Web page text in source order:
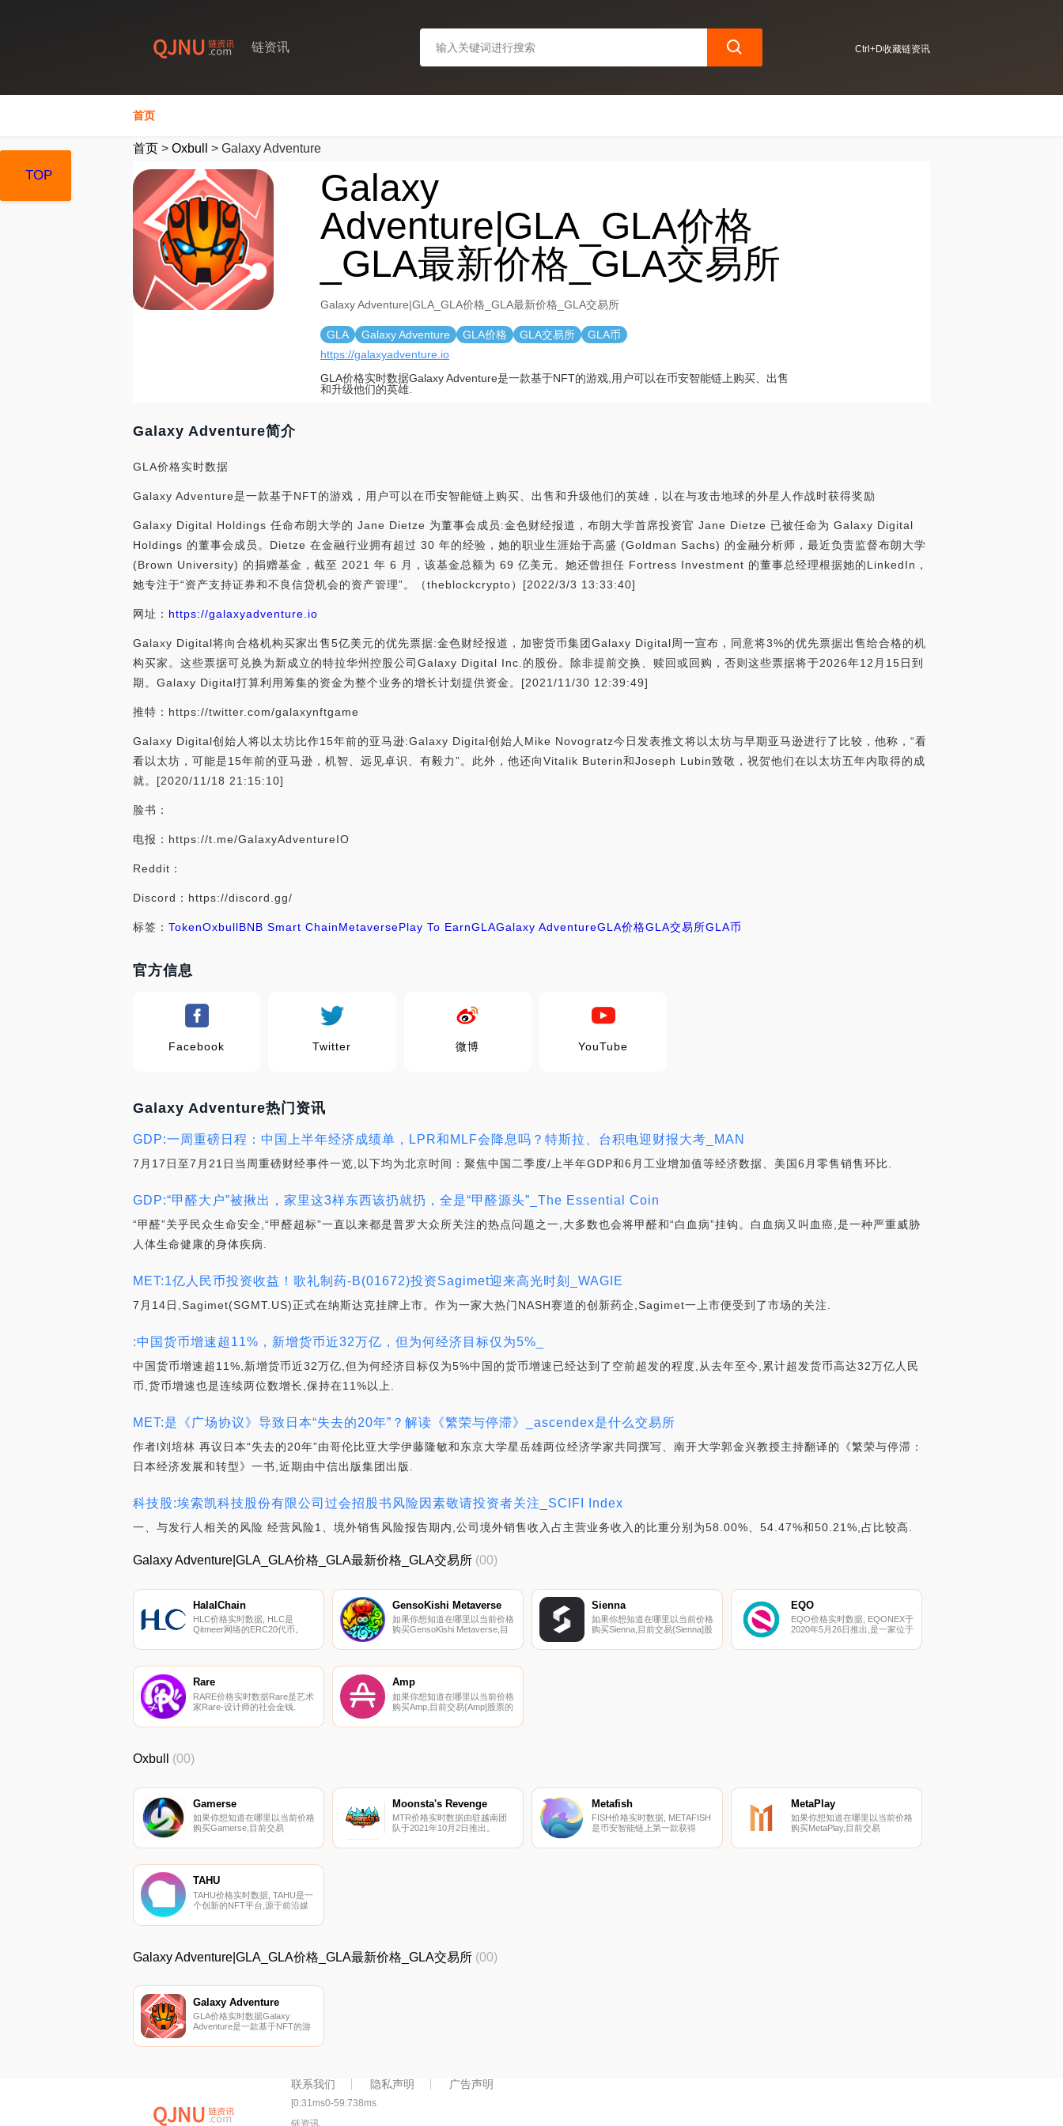
链资讯 Ctrl+D收藏链资讯
首页
首页 > Oxbull > Galaxy Adventure
Galaxy
Adventure|GLA_GLA价格
_GLA最新价格_GLA交易所
Galaxy Adventure|GLA_GLA价格_GLA最新价格_GLA交易所
GLA Galaxy Adventure GLA价格 GLA交易所
GLA币
https://galaxyadventure.io
GLA价格实时数据Galaxy Adventure是一款基于NFT的游戏,用户可以在币安智能链上购买、出售
和升级他们的英雄.
Galaxy Adventure简介
GLA价格实时数据
Galaxy Adventure是一款基于NFT的游戏，用户可以在币安智能链上购买、出售和升级他们的英雄，以在与攻击地球的外星人作战时获得奖励
Galaxy Digital Holdings 任命布朗大学的 Jane Dietze 为董事会成员:金色财经报道，布朗大学首席投资官 Jane Dietze 已被任命为 Galaxy Digital
Holdings 的董事会成员。Dietze 在金融行业拥有超过 30 年的经验，她的职业生涯始于高盛 (Goldman Sachs) 的金融分析师，最近负责监督布朗大学
(Brown University) 的捐赠基金，截至 2021 年 6 月，该基金总额为 69 亿美元。她还曾担任 Fortress Investment 的董事总经理根据她的LinkedIn，
她专注于“资产支持证券和不良信贷机会的资产管理”。（theblockcrypto）[2022/3/3 13:33:40]
网址： https://galaxyadventure.io
Galaxy Digital将向合格机构买家出售5亿美元的优先票据:金色财经报道，加密货币集团Galaxy Digital周一宣布，同意将3%的优先票据出售给合格的机
构买家。这些票据可兑换为新成立的特拉华州控股公司Galaxy Digital Inc.的股份。除非提前交换、赎回或回购，否则这些票据将于2026年12月15日到
期。Galaxy Digital打算利用筹集的资金为整个业务的增长计划提供资金。[2021/11/30 12:39:49]
推特：https://twitter.com/galaxynftgame
Galaxy Digital创始人将以太坊比作15年前的亚马逊:Galaxy Digital创始人Mike Novogratz今日发表推文将以太坊与早期亚马逊进行了比较，他称，“看
看以太坊，可能是15年前的亚马逊，机智、远见卓识、有毅力”。此外，他还向Vitalik Buterin和Joseph Lubin致敬，祝贺他们在以太坊五年内取得的成
就。[2020/11/18 21:15:10]
脸书：
电报：https://t.me/GalaxyAdventureIO
Reddit：
Discord：https://discord.gg/
标签： TokenOxbullBNB Smart ChainMetaversePlay To EarnGLAGalaxy AdventureGLA价格GLA交易所GLA币
官方信息
Facebook Twitter 微博 YouTube
Galaxy Adventure热门资讯
GDP:一周重磅日程：中国上半年经济成绩单，LPR和MLF会降息吗？特斯拉、台积电迎财报大考_MAN
7月17日至7月21日当周重磅财经事件一览,以下均为北京时间：聚焦中国二季度/上半年GDP和6月工业增加值等经济数据、美国6月零售销售环比.
GDP:“甲醛大户”被揪出，家里这3样东西该扔就扔，全是“甲醛源头”_The Essential Coin
“甲醛”关乎民众生命安全,“甲醛超标”一直以来都是普罗大众所关注的热点问题之一,大多数也会将甲醛和“白血病”挂钩。白血病又叫血癌,是一种严重威胁
人体生命健康的身体疾病.
MET:1亿人民币投资收益！歌礼制药-B(01672)投资Sagimet迎来高光时刻_WAGIE
7月14日,Sagimet(SGMT.US)正式在纳斯达克挂牌上市。作为一家大热门NASH赛道的创新药企,Sagimet一上市便受到了市场的关注.
:中国货币增速超11%，新增货币近32万亿，但为何经济目标仅为5%_
中国货币增速超11%,新增货币近32万亿,但为何经济目标仅为5%中国的货币增速已经达到了空前超发的程度,从去年至今,累计超发货币高达32万亿人民
币,货币增速也是连续两位数增长,保持在11%以上.
MET:是《广场协议》导致日本“失去的20年”？解读《繁荣与停滞》_ascendex是什么交易所
作者l刘培林 再议日本“失去的20年”由哥伦比亚大学伊藤隆敏和东京大学星岳雄两位经济学家共同撰写、南开大学郭金兴教授主持翻译的《繁荣与停滞：
日本经济发展和转型》一书,近期由中信出版集团出版.
科技股:埃索凯科技股份有限公司过会招股书风险因素敬请投资者关注_SCIFI Index
一、与发行人相关的风险 经营风险1、境外销售风险报告期内,公司境外销售收入占主营业务收入的比重分别为58.00%、54.47%和50.21%,占比较高.
TOP
Galaxy Adventure|GLA_GLA价格_GLA最新价格_GLA交易所 (00)
HalalChain
HLC价格实时数据, HLC是
Qitmeer网络的ERC20代币。
一代公链,致力于服务普惠金融
的协作模型在安全性、开放性、
公平性和可扩展性之间实现了典
型区块链指标的理想平衡.
GensoKishi Metaverse
如果你想知道在哪里以当前价格
购买GensoKishi Metaverse,目
股票的顶级加密货币交易所是
的加密货币交易所页面上找到其
他列表.
Sienna
如果你想知道在哪里以当前价格
购买Sienna,目前交易{Sienna]股
SiennaSwap。您可以在我们的
EQO
EQO价格实时数据, EQONEX于
2020年5月26日推出,是一家位于
所。母公司Diginex是第一家在
Rare
RARE价格实时数据Rare是艺术
家Rare-设计师的社会金钱.
Amp
如果你想知道在哪里以当前价格
购买Amp,目前交易{Amp]股票的
Binance、Bitrue、Bitget、
TOP
Oxbull (00)
Gamerse
如果你想知道在哪里以当前价格
购买Gamerse,目前交易
交易所是MEXC和QuickSwap。
RS?是一个web3游戏和元宇宙
社交媒体聚合器和生态系统.
Moonsta's Revenge
MTR价格实时数据由驻越南团
队于2021年10月2日推出。
链（BSC）上的数字怪物和英雄
Metafish
FISH价格实时数据, METAFISH
是币安智能链上第一款获得
戏,灵感来自名为“一起玩”的流行
MetaPlay
如果你想知道在哪里以当前价格
购买MetaPlay,目前交易
交易所是PancakeSwap（V2）
TAHU
TAHU价格实时数据, TAHU是一
个创新的NFT平台,源于前沿媒
供丰富的互动内容,释放AAA级
台。Tahu允许创作者销售各种
各样的内容类型.
TOP
Galaxy Adventure|GLA_GLA价格_GLA最新价格_GLA交易所 (00)
Galaxy Adventure
GLA价格实时数据Galaxy
Adventure是一款基于NFT的游
买、出售和升级他们的英雄.
联系我们 隐私声明 广告声明
[0:31ms0-59:738ms
链资讯